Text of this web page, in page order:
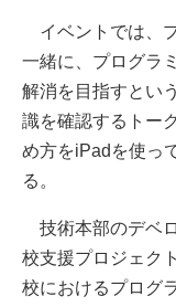
イベントでは、
一緒に、プログラ
解消を目指すとい
識を確認するトー
め方をiPadを使っ
る。
技術本部のデベ
校支援プロジェク
校におけるプログ